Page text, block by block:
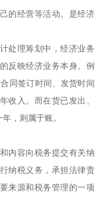
的经营等活动。是经济
处理筹划中，经济业务
反映经济业务本身。例
同签订时间、发货时间
收入。而在货已发出、
，则属于账。
内容向税务提交有关纳
纳税义务，承担法律责
来源和税务管理的一项